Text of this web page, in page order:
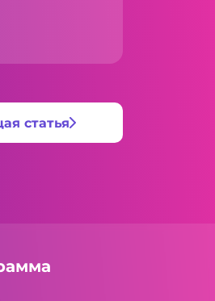
статья